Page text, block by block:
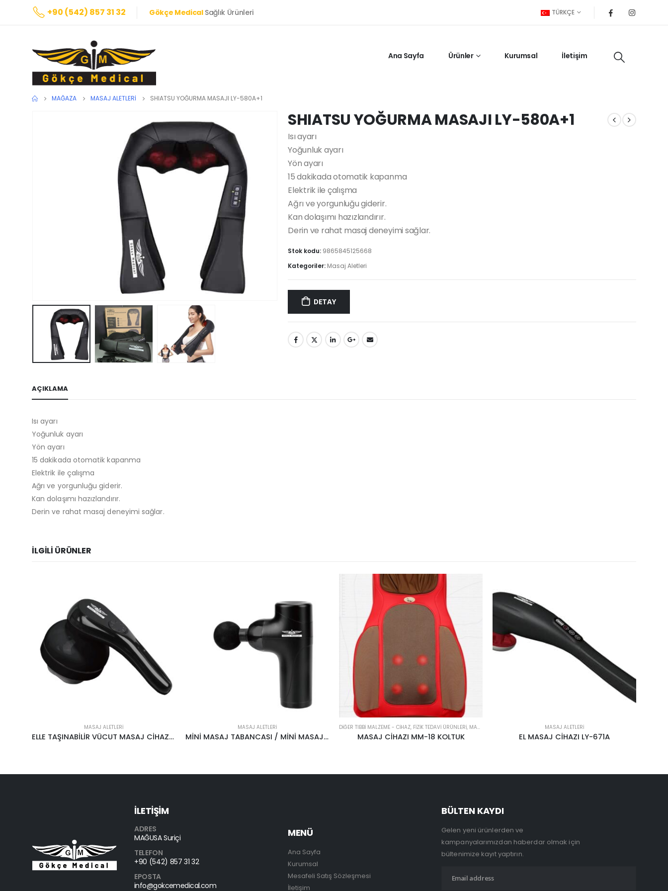
+90 (542) 857 31 32 Gökçe MedicalSağlık Ürünleri TÜRKÇE
Ana Sayfa Ürünler Kurumsal İletişim
MAĞAZA MASAJ ALETLERI SHIATSU YOĞURMA MASAJI LY-580A+1
SHIATSU YOĞURMA MASAJI LY-580A+1
Isı ayarı
Yoğunluk ayarı
Yön ayarı
15 dakikada otomatik kapanma
Elektrik ile çalışma
Ağrı ve yorgunluğu giderir.
Kan dolaşımı hazızlandırır.
Derin ve rahat masaj deneyimi sağlar.
Stok kodu: 9865845125668
Kategoriler: Masaj Aletleri
DETAY
AÇIKLAMA
Isı ayarı
Yoğunluk ayarı
Yön ayarı
15 dakikada otomatik kapanma
Elektrik ile çalışma
Ağrı ve yorgunluğu giderir.
Kan dolaşımı hazızlandırır.
Derin ve rahat masaj deneyimi sağlar.
İLGILI ÜRÜNLER
MASAJ ALETLERI
ELLE TAŞINABİLİR VÜCUT MASAJ CİHAZI / ZAYIFLAMA MASAJ CİHAZI LY-662B
MASAJ ALETLERI
MİNİ MASAJ TABANCASI / MİNİ MASAJ TABANCASI LY-668A
DIĞER TIBBI MALZEME - CIHAZ, FIZIK TEDAVI ÜRÜNLERI, MASAJ ALETLERI UNCATEGORIZED
MASAJ CİHAZI MM-18 KOLTUK
MASAJ ALETLERI
EL MASAJ CİHAZI LY-671A
İLETİŞİM
ADRES
MAĞUSA Suriçi
TELEFON
+90 (542) 857 31 32
EPOSTA
info@gokcemedical.com
MENÜ
Ana Sayfa
Kurumsal
Mesafeli Satış Sözleşmesi
İletişim
BÜLTEN KAYDI
Gelen yeni ürünlerden ve
kampanyalarımızdan haberdar olmak için
bültenimize kayıt yaptırın.